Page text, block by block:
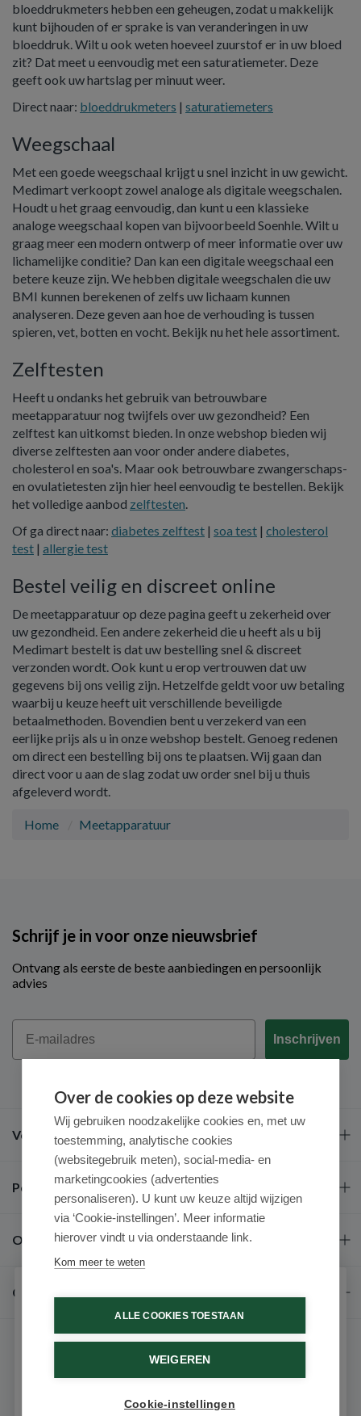
bloeddrukmeters hebben een geheugen, zodat u makkelijk
kunt bijhouden of er sprake is van veranderingen in uw
bloeddruk. Wilt u ook weten hoeveel zuurstof er in uw bloed
zit? Dat meet u eenvoudig met een saturatiemeter. Deze
geeft ook uw hartslag per minuut weer.
Direct naar: bloeddrukmeters | saturatiemeters
Weegschaal
Met een goede weegschaal krijgt u snel inzicht in uw gewicht.
Medimart verkoopt zowel analoge als digitale weegschalen.
Houdt u het graag eenvoudig, dan kunt u een klassieke
analoge weegschaal kopen van bijvoorbeeld Soenhle. Wilt u
graag meer een modern ontwerp of meer informatie over uw
lichamelijke conditie? Dan kan een digitale weegschaal een
betere keuze zijn. We hebben digitale weegschalen die uw
BMI kunnen berekenen of zelfs uw lichaam kunnen
analyseren. Deze geven aan hoe de verhouding is tussen
spieren, vet, botten en vocht. Bekijk nu het hele assortiment.
Zelftesten
Heeft u ondanks het gebruik van betrouwbare
meetapparatuur nog twijfels over uw gezondheid? Een
zelftest kan uitkomst bieden. In onze webshop bieden wij
diverse zelftesten aan voor onder andere diabetes,
cholesterol en soa's. Maar ook betrouwbare zwangerschaps-
en ovulatietesten zijn hier heel eenvoudig te bestellen. Bekijk
het volledige aanbod zelftesten.
Of ga direct naar: diabetes zelftest | soa test | cholesterol
test | allergie test
Bestel veilig en discreet online
De meetapparatuur op deze pagina geeft u zekerheid over
uw gezondheid. Een andere zekerheid die u heeft als u bij
Medimart bestelt is dat uw bestelling snel & discreet
verzonden wordt. Ook kunt u erop vertrouwen dat uw
gegevens bij ons veilig zijn. Hetzelfde geldt voor uw betaling
waarbij u keuze heeft uit verschillende beveiligde
betaalmethoden. Bovendien bent u verzekerd van een
eerlijke prijs als u in onze webshop bestelt. Genoeg redenen
om direct een bestelling bij ons te plaatsen. Wij gaan dan
direct voor u aan de slag zodat uw order snel bij u thuis
afgeleverd wordt.
Home Meetapparatuur
Schrijf je in voor onze nieuwsbrief
Ontvang als eerste de beste aanbiedingen en persoonlijk
advies
Email
Inschrijven
Veel gestelde vragen
Populaire merken
Over ons
Contact
9.6 / 10 (531 beoordelingen)
Over de cookies op deze website
Wij gebruiken noodzakelijke cookies en, met uw
toestemming, analytische cookies
(websitegebruik meten), social-media- en
marketingcookies (advertenties
personaliseren). U kunt uw keuze altijd wijzigen
via ‘Cookie-instellingen’. Meer informatie
hierover vindt u via onderstaande link.
Kom meer te weten
ALLE COOKIES TOESTAAN
WEIGEREN
Cookie-instellingen
Schrijf je in voor onze nieuwsbrief
Ontvang als eerste de beste aanbiedingen en persoonlijk
advies